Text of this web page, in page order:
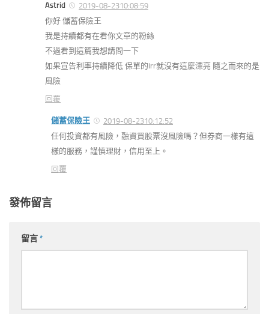
Astrid
2019-08-2310:08:59
你好 儲蓄保險王
我是持續都有在看你文章的粉絲
不過看到這篇我想請問一下
如果宣告利率持續降低 保單的irr就沒有這麼漂亮 隨之而來的是
風險
回覆
儲蓄保險王
2019-08-2310:12:52
任何投資都有風險，融資買股票沒風險嗎？但券商一樣有這
樣的服務，謹慎理財，信用至上。
回覆
發佈留言
留言*